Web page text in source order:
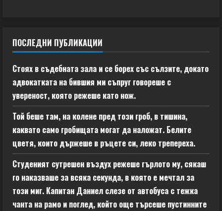
ПОСЛЕДНИ ПУБЛИКАЦИИ
Стоях в съдебната зала и се борех със сълзите, докато
адвокатката на бившия ми съпруг говореше с
увереност, която режеше като нож.
Той беше там, на колене пред този гроб, в тишина,
каквато само гробищата могат да наложат. Белите
цветя, които държеше в ръцете си, леко трепереха.
Студеният сутрешен въздух режеше гърлото му, сякаш
го наказваше за всяка секунда, в която е мечтал за
този миг. Капитан Даниел слезе от автобуса с тежка
чанта на рамо и поглед, който още търсеше пустинните